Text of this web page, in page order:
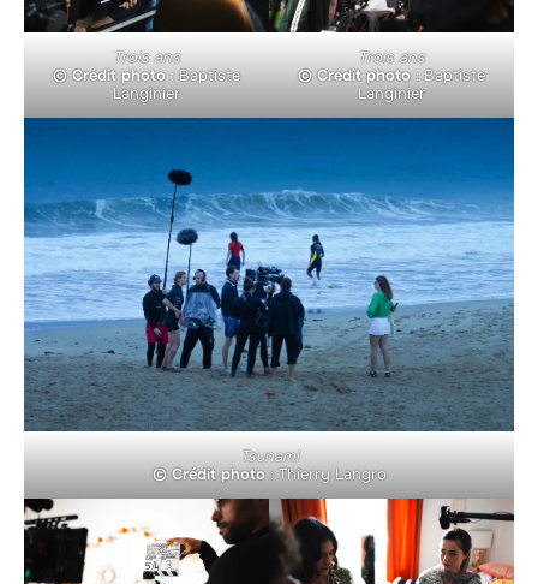
Trois ans
© Crédit photo : Baptiste
Langinier
Trois ans
© Crédit photo : Baptiste
Langinier
Tsunami
© Crédit photo: Thierry Langro